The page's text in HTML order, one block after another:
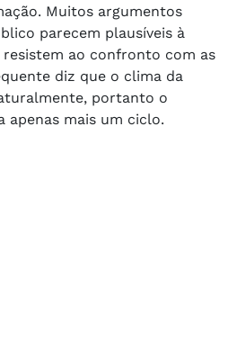
Muitos argumentos
parecem plausíveis à
ao confronto com as
diz que o clima da
portanto o
apenas mais um ciclo.